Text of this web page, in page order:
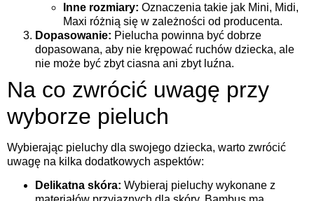
Inne rozmiary: Oznaczenia takie jak Mini, Midi,
Maxi różnią się w zależności od producenta.
Dopasowanie: Pielucha powinna być dobrze
dopasowana, aby nie krępować ruchów dziecka, ale
nie może być zbyt ciasna ani zbyt luźna.
Na co zwrócić uwagę przy
wyborze pieluch
Wybierając pieluchy dla swojego dziecka, warto zwrócić
uwagę na kilka dodatkowych aspektów:
Delikatna skóra: Wybieraj pieluchy wykonane z